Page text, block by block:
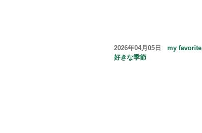
2026年04月05日my favorite
好きな季節